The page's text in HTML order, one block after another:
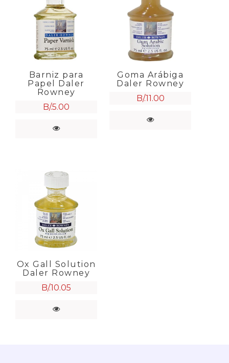
Barniz para
Papel Daler
Rowney
B/.5.00
Goma Arábiga
Daler Rowney
B/.11.00
Ox Gall Solution
Daler Rowney
B/.10.05